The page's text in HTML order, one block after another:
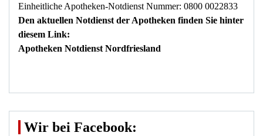
Einheitliche Apotheken-Notdienst Nummer: 0800 0022833
Den aktuellen Notdienst der Apotheken finden Sie hinter
diesem Link:
Apotheken Notdienst Nordfriesland
Wir bei Facebook: